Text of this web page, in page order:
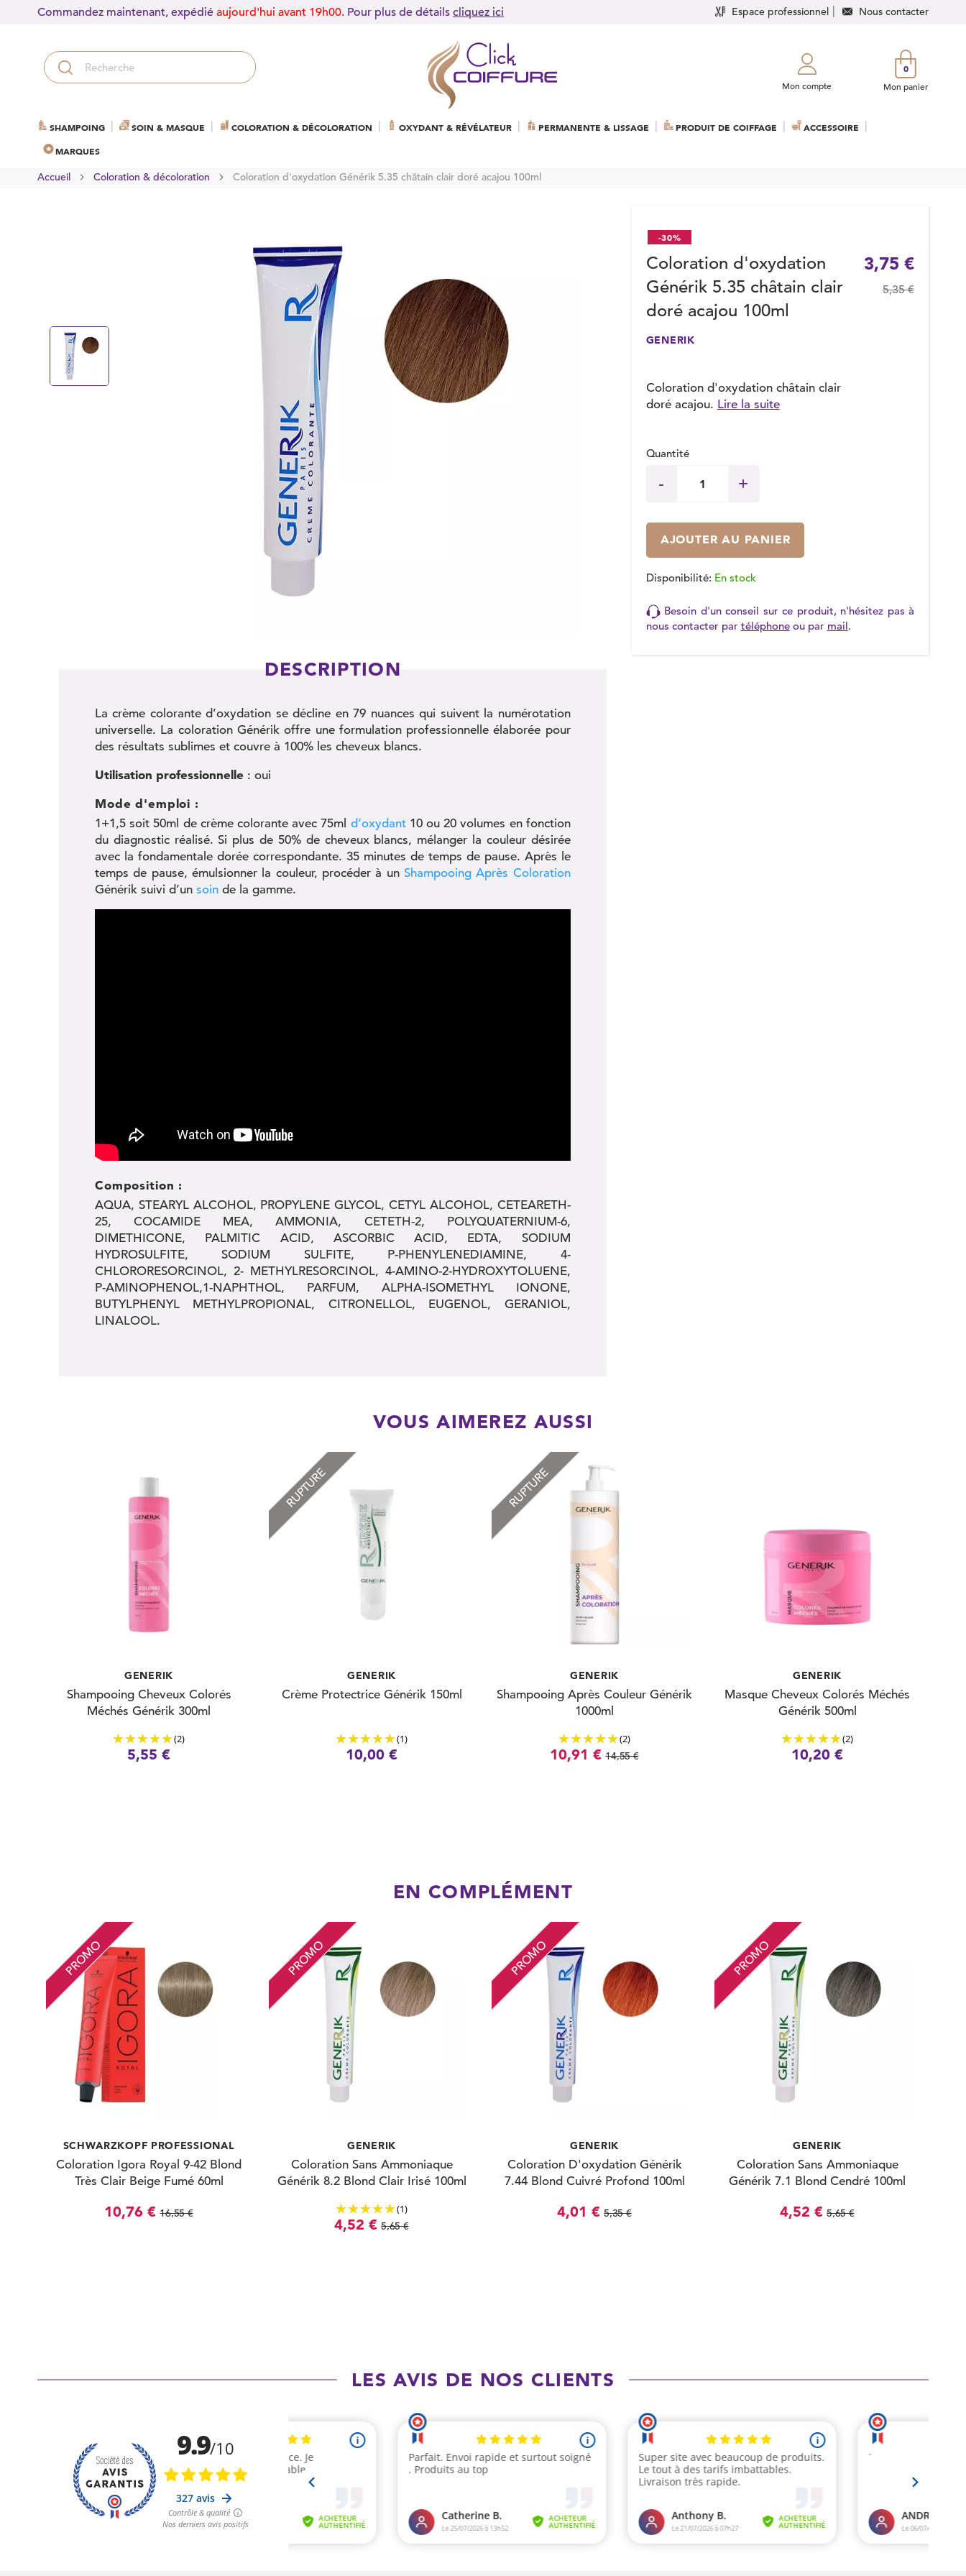
Commandez maintenant, expédié aujourd'hui avant 19h00. Pour plus de détails cliquez ici Espace professionnel Nous contacter
Mon compte
0
Mon panier
SHAMPOING SOIN & MASQUE COLORATION & DÉCOLORATION OXYDANT & RÉVÉLATEUR PERMANENTE & LISSAGE PRODUIT DE COIFFAGE ACCESSOIRE
MARQUES
Accueil Coloration & décoloration Coloration d'oxydation Générik 5.35 châtain clair doré acajou 100ml
-30%
Coloration d'oxydation
Générik 5.35 châtain clair
doré acajou 100ml
GENERIK
Coloration d'oxydation châtain clair
doré acajou. Lire la suite
3,75 €
5,35 €
Quantité
AJOUTER AU PANIER
Disponibilité: En stock
Besoin d'un conseil sur ce produit, n'hésitez pas à
nous contacter par téléphoneou par mail.
DESCRIPTION
La crème colorante d’oxydation se décline en 79 nuances qui suivent la numérotation
universelle. La coloration Générik offre une formulation professionnelle élaborée pour
des résultats sublimes et couvre à 100% les cheveux blancs.
Utilisation professionnelle : oui
Mode d'emploi :
1+1,5 soit 50ml de crème colorante avec 75ml d’oxydant10 ou 20 volumes en fonction
du diagnostic réalisé. Si plus de 50% de cheveux blancs, mélanger la couleur désirée
avec la fondamentale dorée correspondante. 35 minutes de temps de pause. Après le
temps de pause, émulsionner la couleur, procéder à unShampooing Après Coloration
Générik suivi d’un soin de la gamme.
Composition :
AQUA, STEARYL ALCOHOL, PROPYLENE GLYCOL, CETYL ALCOHOL, CETEARETH-
25, COCAMIDE MEA, AMMONIA, CETETH-2, POLYQUATERNIUM-6,
DIMETHICONE, PALMITIC ACID, ASCORBIC ACID, EDTA, SODIUM
HYDROSULFITE, SODIUM SULFITE, P-PHENYLENEDIAMINE, 4-
CHLORORESORCINOL, 2- METHYLRESORCINOL, 4-AMINO-2-HYDROXYTOLUENE,
P-AMINOPHENOL,1-NAPHTHOL, PARFUM, ALPHA-ISOMETHYL IONONE,
BUTYLPHENYL METHYLPROPIONAL, CITRONELLOL, EUGENOL, GERANIOL,
LINALOOL.
VOUS AIMEREZ AUSSI
GENERIK
Shampooing Cheveux Colorés
Méchés Générik 300ml
(2)
5,55 €
RUPTURE
GENERIK
Crème Protectrice Générik 150ml
(1)
10,00 €
RUPTURE
GENERIK
Shampooing Après Couleur Générik
1000ml
(2)
10,91 € 14,55 €
GENERIK
Masque Cheveux Colorés Méchés
Générik 500ml
(2)
10,20 €
EN COMPLÉMENT
PROMO
SCHWARZKOPF PROFESSIONAL
Coloration Igora Royal 9-42 Blond
Très Clair Beige Fumé 60ml
10,76 € 16,55 €
PROMO
GENERIK
Coloration Sans Ammoniaque
Générik 8.2 Blond Clair Irisé 100ml
(1)
4,52 € 5,65 €
PROMO
GENERIK
Coloration D'oxydation Générik
7.44 Blond Cuivré Profond 100ml
4,01 € 5,35 €
PROMO
GENERIK
Coloration Sans Ammoniaque
Générik 7.1 Blond Cendré 100ml
4,52 € 5,65 €
LES AVIS DE NOS CLIENTS